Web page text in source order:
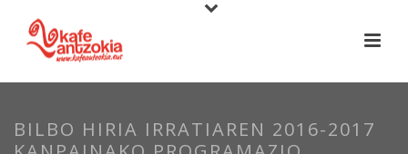
BILBO HIRIA IRRATIAREN 2016-2017